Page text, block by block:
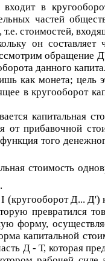
в
частей
стоимостей,
он составляет
обращение
данного
как монета; цель
в кругооборот
капитальная
от прибавочной
того
стоимость
.
(кругооборотД... Д')
превратился
форму,
капитальной
Д - Т, которая